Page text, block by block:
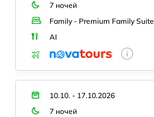
7 ночей
Family - Premium Family Suite
AI
10.10. - 17.10.2026
7 ночей